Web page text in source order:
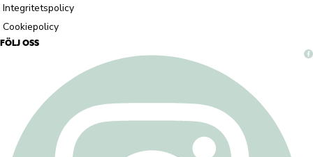
Integritetspolicy
Cookiepolicy
FÖLJ OSS